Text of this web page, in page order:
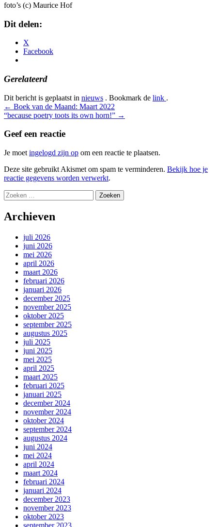
foto’s (c) Maurice Hof
Dit delen:
X
Facebook
Gerelateerd
Dit bericht is geplaatst in nieuws . Bookmark de link .
Bericht
navigatie
← Boek van de Maand: Maart 2022
“because poetry toots its own horn!” →
Geef een reactie
Je moet ingelogd zijn op om een reactie te plaatsen.
Deze site gebruikt Akismet om spam te verminderen. Bekijk hoe je
reactie gegevens worden verwerkt.
Zoeken
naar:
Archieven
juli 2026
juni 2026
mei 2026
april 2026
maart 2026
februari 2026
januari 2026
december 2025
november 2025
oktober 2025
september 2025
augustus 2025
juli 2025
juni 2025
mei 2025
april 2025
maart 2025
februari 2025
januari 2025
december 2024
november 2024
oktober 2024
september 2024
augustus 2024
juni 2024
mei 2024
april 2024
maart 2024
februari 2024
januari 2024
december 2023
november 2023
oktober 2023
september 2023